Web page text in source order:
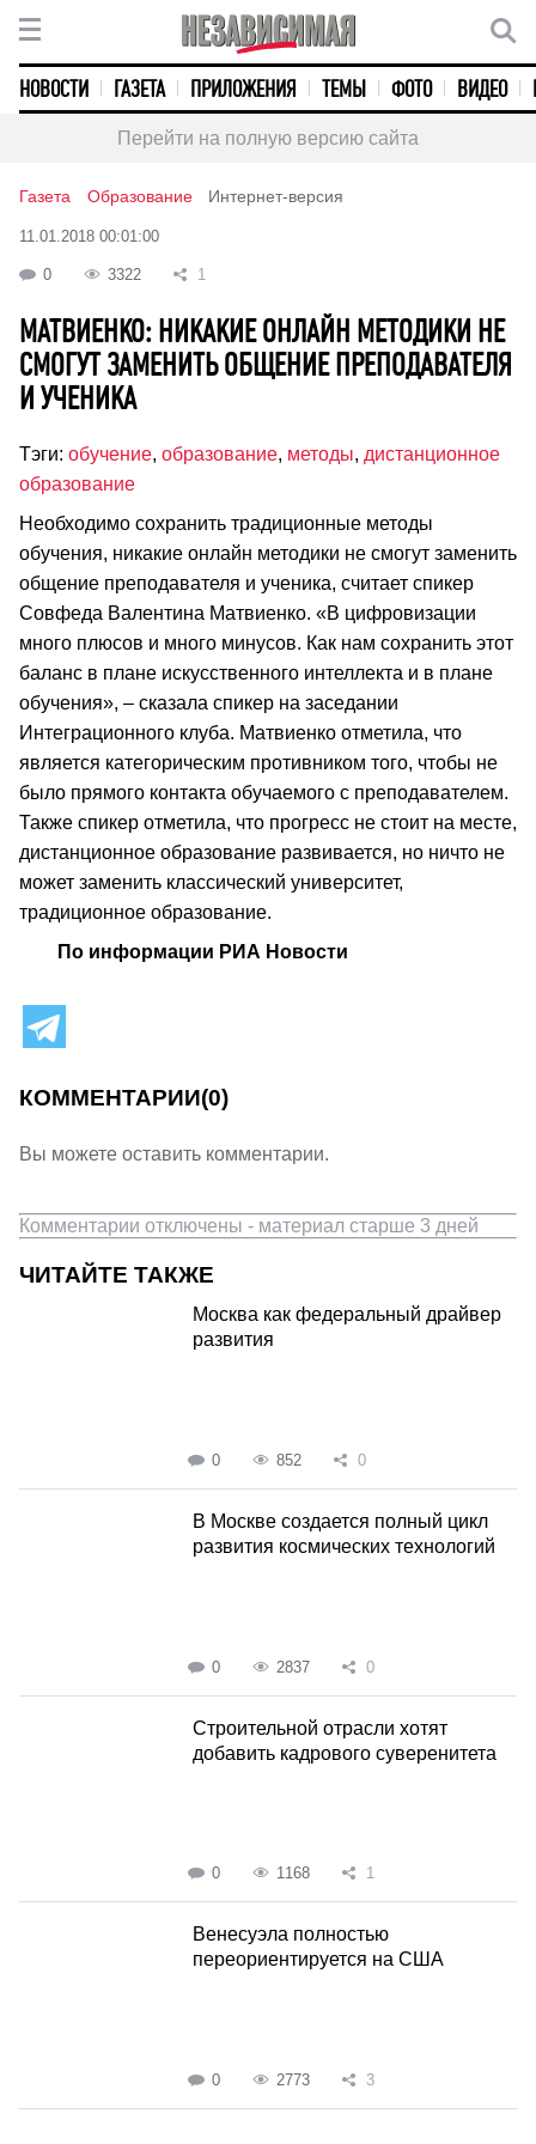
НОВОСТИ ГАЗЕТА ПРИЛОЖЕНИЯ ТЕМЫ ФОТО ВИДЕО
Перейти на полную версию сайта
Газета Образование Интернет-версия
11.01.2018 00:01:00
0 3322 1
МАТВИЕНКО: НИКАКИЕ ОНЛАЙН МЕТОДИКИ НЕ
СМОГУТ ЗАМЕНИТЬ ОБЩЕНИЕ ПРЕПОДАВАТЕЛЯ
И УЧЕНИКА
Тэги: обучение, образование, методы, дистанционное
образование
Необходимо сохранить традиционные методы
обучения, никакие онлайн методики не смогут заменить
общение преподавателя и ученика, считает спикер
Совфеда Валентина Матвиенко. «В цифровизации
много плюсов и много минусов. Как нам сохранить этот
баланс в плане искусственного интеллекта и в плане
обучения», – сказала спикер на заседании
Интеграционного клуба. Матвиенко отметила, что
является категорическим противником того, чтобы не
было прямого контакта обучаемого с преподавателем.
Также спикер отметила, что прогресс не стоит на месте,
дистанционное образование развивается, но ничто не
может заменить классический университет,
традиционное образование.
По информации РИА Новости
КОММЕНТАРИИ(0)
Вы можете оставить комментарии.
Комментарии отключены - материал старше 3 дней
ЧИТАЙТЕ ТАКЖЕ
Москва как федеральный драйвер
развития
0 852 0
В Москве создается полный цикл
развития космических технологий
0 2837 0
Строительной отрасли хотят
добавить кадрового суверенитета
0 1168 1
Венесуэла полностью
переориентируется на США
0 2773 3